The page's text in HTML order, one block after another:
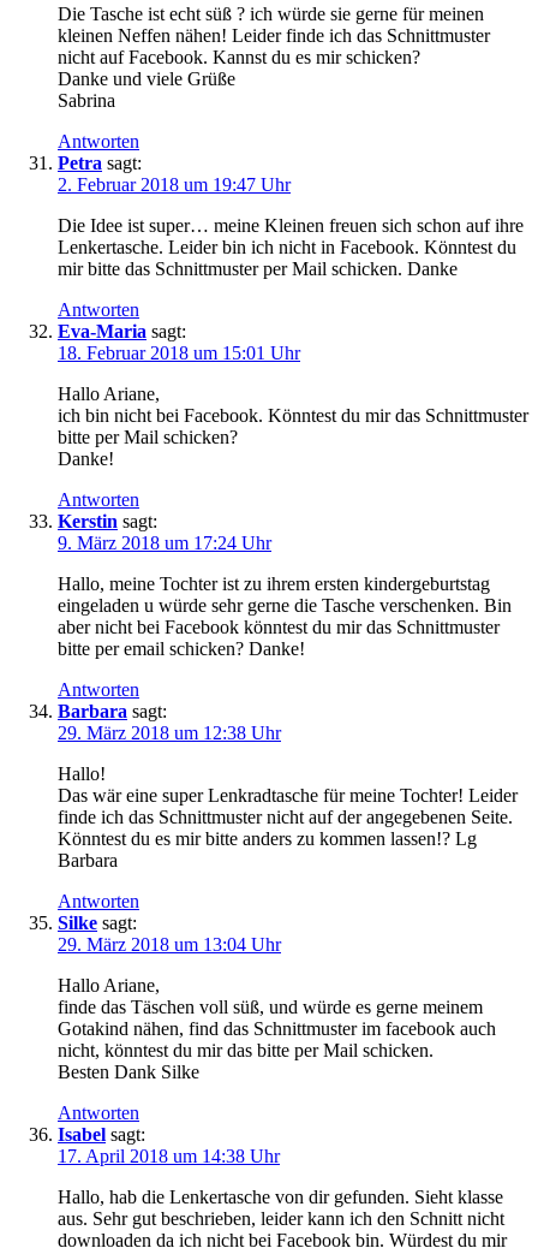
Die Tasche ist echt süß ? ich würde sie gerne für meinen
kleinen Neffen nähen! Leider finde ich das Schnittmuster
nicht auf Facebook. Kannst du es mir schicken?
Danke und viele Grüße
Sabrina
Antworten
Petra sagt:
2. Februar 2018 um 19:47 Uhr
Die Idee ist super… meine Kleinen freuen sich schon auf ihre
Lenkertasche. Leider bin ich nicht in Facebook. Könntest du
mir bitte das Schnittmuster per Mail schicken. Danke
Antworten
Eva-Maria sagt:
18. Februar 2018 um 15:01 Uhr
Hallo Ariane,
ich bin nicht bei Facebook. Könntest du mir das Schnittmuster
bitte per Mail schicken?
Danke!
Antworten
Kerstin sagt:
9. März 2018 um 17:24 Uhr
Hallo, meine Tochter ist zu ihrem ersten kindergeburtstag
eingeladen u würde sehr gerne die Tasche verschenken. Bin
aber nicht bei Facebook könntest du mir das Schnittmuster
bitte per email schicken? Danke!
Antworten
Barbara sagt:
29. März 2018 um 12:38 Uhr
Hallo!
Das wär eine super Lenkradtasche für meine Tochter! Leider
finde ich das Schnittmuster nicht auf der angegebenen Seite.
Könntest du es mir bitte anders zu kommen lassen!? Lg
Barbara
Antworten
Silke sagt:
29. März 2018 um 13:04 Uhr
Hallo Ariane,
finde das Täschen voll süß, und würde es gerne meinem
Gotakind nähen, find das Schnittmuster im facebook auch
nicht, könntest du mir das bitte per Mail schicken.
Besten Dank Silke
Antworten
Isabel sagt:
17. April 2018 um 14:38 Uhr
Hallo, hab die Lenkertasche von dir gefunden. Sieht klasse
aus. Sehr gut beschrieben, leider kann ich den Schnitt nicht
downloaden da ich nicht bei Facebook bin. Würdest du mir